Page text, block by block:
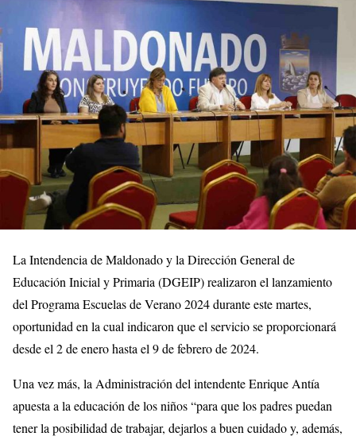
La Intendencia de Maldonado y la Dirección General de
Educación Inicial y Primaria (DGEIP) realizaron el lanzamiento
del Programa Escuelas de Verano 2024 durante este martes,
oportunidad en la cual indicaron que el servicio se proporcionará
desde el 2 de enero hasta el 9 de febrero de 2024.
Una vez más, la Administración del intendente Enrique Antía
apuesta a la educación de los niños “para que los padres puedan
tener la posibilidad de trabajar, dejarlos a buen cuidado y, además,